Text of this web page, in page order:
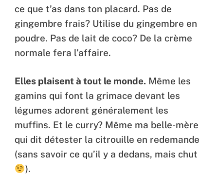
ce que t’as dans ton placard. Pas de
gingembre frais? Utilise du gingembre en
poudre. Pas de lait de coco? De la crème
normale fera l’affaire.
Elles plaisent à tout le monde. Même les
gamins qui font la grimace devant les
légumes adorent généralement les
muffins. Et le curry? Même ma belle-mère
qui dit détester la citrouille en redemande
(sans savoir ce qu’il y a dedans, mais chut
).